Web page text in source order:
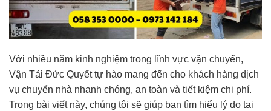
Với nhiều năm kinh nghiệm trong lĩnh vực vận chuyển,
Vận Tải Đức Quyết tự hào mang đến cho khách hàng dịch
vụ chuyển nhà nhanh chóng, an toàn và tiết kiệm chi phí.
Trong bài viết này, chúng tôi sẽ giúp bạn tìm hiểu lý do tại